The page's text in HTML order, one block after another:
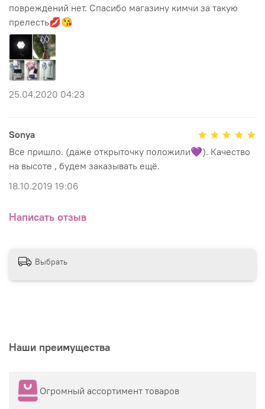
повреждений нет. Спасибо магазину кимчи за такую
прелесть💋😘
25.04.2020 04:23
Sonya
Все пришло. (даже открыточку положили💜). Качество
на высоте , будем заказывать ещё.
18.10.2019 19:06
Написать отзыв
Выбрать
Наши преимущества
Огромный ассортимент товаров